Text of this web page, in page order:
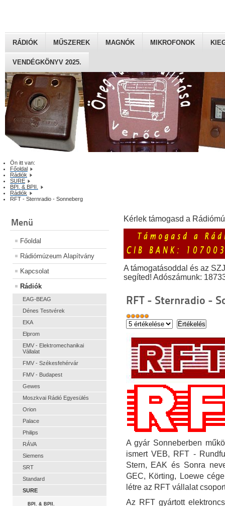
RÁDIÓK MŰSZEREK MAGNÓK MIKROFONOK
VENDÉGKÖNYV 2025.
Ön itt van:
Főoldal
Rádiók
SURE
BPI. & BPII.
Rádiók
RFT - Sternradio - Sonneberg
Menü
Főoldal
Rádiómúzeum Alapítvány
Kapcsolat
Rádiók
EAG-BEAG
Dénes Testvérek
EKA
Elprom
EMV - Elektromechanikai
Vállalat
FMV - Székesfehérvár
FMV - Budapest
Gewes
Moszkvai Rádió Egyesülés
Orion
Palace
Philips
RÁVA
Siemens
SRT
Standard
SURE
BPI. & BPII.
Kérlek támogasd a
A támogatásoddal és az
segíted! Adószámunk:
RFT - Sternradio -
A gyár Sonneberben
ismert VEB, RFT -
Stern, EAK és Sonra
GEC, Körting, Loewe
létre az RFT vállalat
Az RFT gyártott